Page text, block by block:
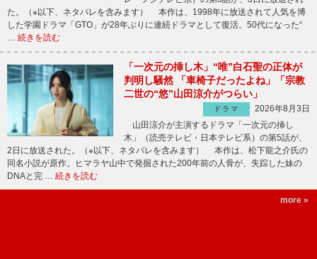
た。（※以下、ネタバレを含みます） 本作は、1998年に放送されて人気を博
した学園ドラマ「GTO」が28年ぶりに連続ドラマとして復活。50代になった“
続きを読む
「一次元の挿し木」“唯”白石聖の正体が
判明し騒然 「車椅子だったよね」「宗教
二世の“悠”山田涼介がつらい」
ドラマ
2026年8月3日
山田涼介が主演するドラマ「一次元の挿し
木」（読売テレビ・日本テレビ系）の第5話が、
2日に放送された。（※以下、ネタバレを含みます） 本作は、松下龍之介氏の
同名小説が原作。ヒマラヤ山中で発掘された200年前の人骨が、失踪した妹の
DNAと完 … 続きを読む
more »